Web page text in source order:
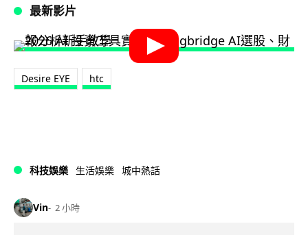
最新影片
Desire EYE htc
科技娛樂 生活娛樂 城中熱話
Vin 2 小時